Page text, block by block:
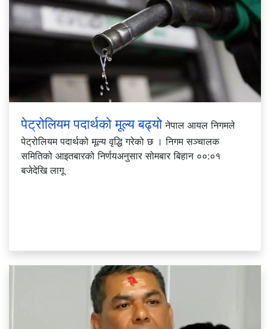
पेट्रोलियम पदार्थको मूल्य बढ्योनेपाल आयल निगमले
पेट्रोलियम पदार्थको मूल्य वृद्धि गरेको छ । निगम सञ्चालक
समितिको आइतबारको निर्णयअनुसार सोमबार बिहान ००:०१
बजेदेखि लागू